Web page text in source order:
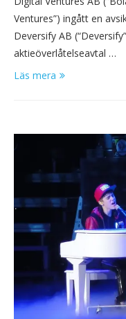
Ventures”) ingått en
Deversify AB
aktieöverlåtelseavtal …
Läs mera